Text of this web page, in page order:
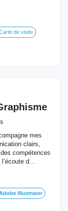
de visite
mes
clairs,
compétences
d...
Illustrator